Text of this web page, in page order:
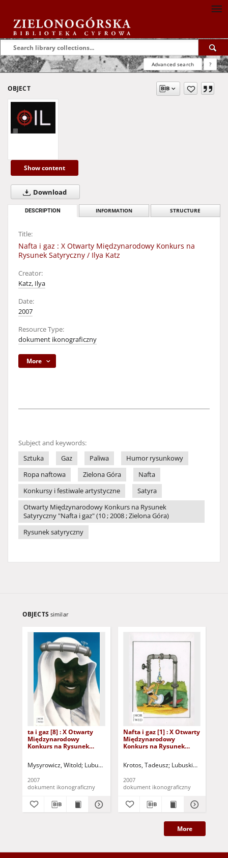
Advanced search ?
OBJECT
Show content
Download
DESCRIPTION INFORMATION STRUCTURE
Title:
Nafta i gaz : X Otwarty Międzynarodowy Konkurs na
Rysunek Satyryczny / Ilya Katz
Creator:
Katz, Ilya
Date:
2007
Resource Type:
dokument ikonograficzny
More
Subject and keywords:
Sztuka
Gaz Paliwa
Humor rysunkowy
Ropa naftowa
Zielona Góra
Nafta
Konkursy i festiwale artystyczne
Satyra
Otwarty Międzynarodowy Konkurs na Rysunek
Satyryczny "Nafta i gaz" (10 ; 2008 ; Zielona Góra)
Rysunek satyryczny
OBJECTS similar
ta i gaz [8] : X Otwarty
Międzynarodowy
Konkurs na Rysunek
Mysyrowicz, Witold Lubuskie Stowarzyszenie Miłośników Działań
2007
dokument ikonograficzny
Nafta i gaz [1] : X Otwarty
Międzynarodowy
Konkurs na Rysunek
Krotos, Tadeusz Lubuskie
2007
dokument ikonograficzny
More